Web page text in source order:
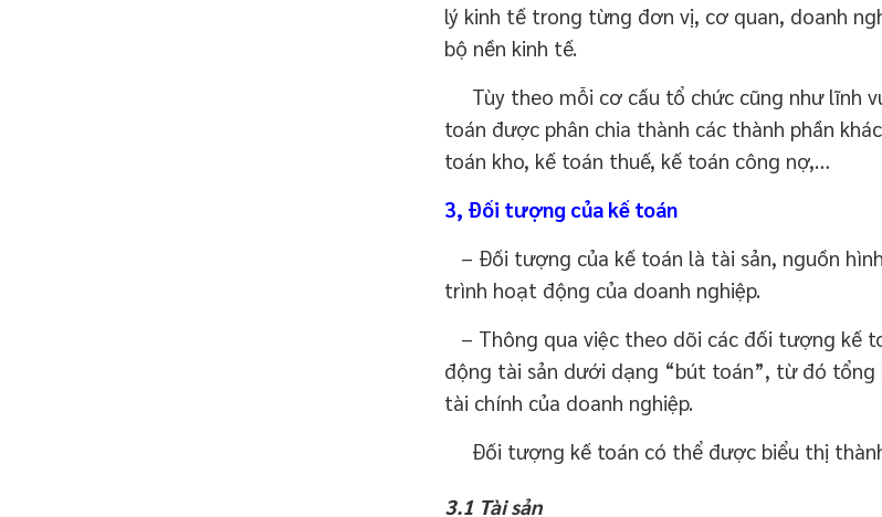
lý kinh tế trong từng đơn vị, cơ quan, doanh
bộ nền kinh tế.
Tùy theo mỗi cơ cấu tổ chức cũng như lĩnh
toán được phân chia thành các thành phần
toán kho, kế toán thuế, kế toán công nợ,…
3, Đối tượng của kế toán
– Đối tượng của kế toán là tài sản, nguồn
trình hoạt động của doanh nghiệp.
– Thông qua việc theo dõi các đối tượng kế
động tài sản dưới dạng “bút toán”, từ đó tổng
tài chính của doanh nghiệp.
Đối tượng kế toán có thể được biểu thị thành
3.1 Tài sản